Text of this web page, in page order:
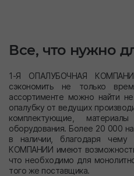
Все, что нужно
1-Я ОПАЛУБОЧНАЯ
сэкономить не только
ассортименте можно найти
опалубку от ведущих
комплектующие,
оборудования. Более 20 000
в наличии, благодаря
КОМПАНИИ имеют
что необходимо для
того же поставщика.